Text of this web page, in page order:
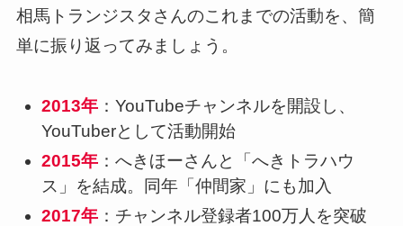
相馬トランジスタさんのこれまでの活動を、簡
単に振り返ってみましょう。
2013年 ：YouTubeチャンネルを開設し、
YouTuberとして活動開始
2015年 ：へきほーさんと「へきトラハウ
ス」を結成。同年「仲間家」にも加入
2017年 ：チャンネル登録者100万人を突破